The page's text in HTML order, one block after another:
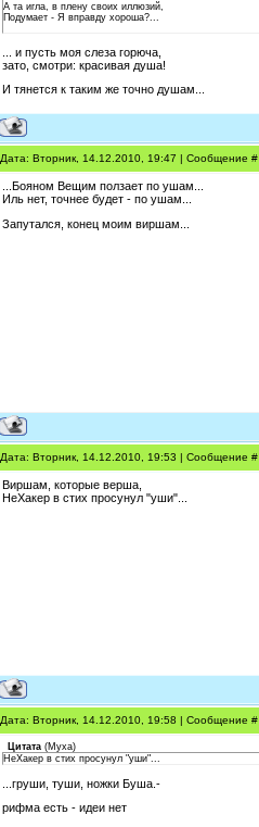
А та игла, в плену своих иллюзий,
Подумает - Я вправду хороша?...
... и пусть моя слеза горюча,
зато, смотри: красивая душа!
И тянется к таким же точно душам...
Дата: Вторник, 14.12.2010, 19:47 | Сообщение #
...Бояном Вещим ползает по ушам...
Иль нет, точнее будет - по ушам...
Запутался, конец моим виршам...
Дата: Вторник, 14.12.2010, 19:53 | Сообщение #
Виршам, которые верша,
НеХакер в стих просунул "уши"...
Дата: Вторник, 14.12.2010, 19:58 | Сообщение #
Цитата (Муха)
НеХакер в стих просунул "уши"...
...груши, туши, ножки Буша.-
рифма есть - идеи нет